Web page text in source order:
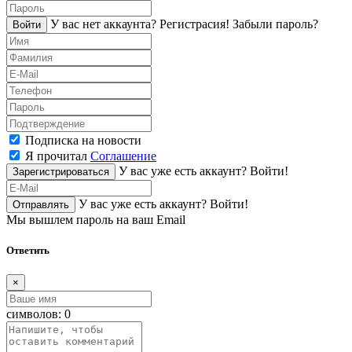
Войти У вас нет аккаунта? Регистраcия! Забыли пароль?
Подписка на новости
Я прочитал Соглашение
Зарегистрироваться У вас уже есть аккаунт? Войти!
Отправлять У вас уже есть аккаунт? Войти!
Мы вышлем пароль на ваш Email
Ответить
×
символов: 0